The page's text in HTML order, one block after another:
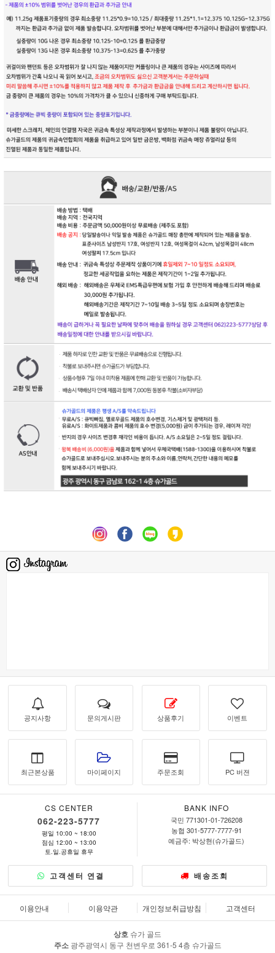
공지사항 문의게시판 상품후기 이벤트
최근본상품 마이페이지 주문조회 PC 버젼
CS CENTER
062-223-5777
평일 10:00 ~ 18:00
점심 12:00 ~ 13:00
토.일.공휴일 휴무
BANK INFO
국민 771301-01-726208
농협 301-5777-7777-91
예금주: 박상현(슈가골드)
고객센터 연결 배송조회
이용안내 이용약관 개인정보취급방침 고객센터
상호 슈가 골드
주소광주광역시 동구 천변우로 361-5 4층 슈가골드